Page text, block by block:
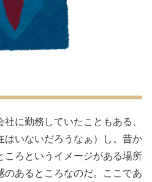
に勤務していたこともある、
いないだろうなぁ）し。昔か
ころというイメージがある場所
あるところなのだ。ここであ